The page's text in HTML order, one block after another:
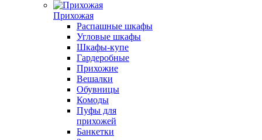
Прихожая
Распашные шкафы
Угловые шкафы
Шкафы-купе
Гардеробные
Прихожие
Вешалки
Обувницы
Комоды
Пуфы для
прихожей
Банкетки